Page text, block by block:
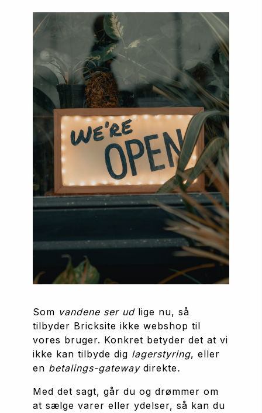
Som vandene ser ud lige nu, så
tilbyder Bricksite ikke webshop til
vores bruger. Konkret betyder det at vi
ikke kan tilbyde dig lagerstyring, eller
en betalings-gateway direkte.
Med det sagt, går du og drømmer om
at sælge varer eller ydelser, så kan du